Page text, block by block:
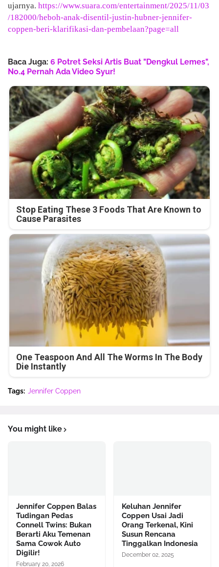
ujarnya. https://www.suara.com/entertainment/2025/11/03
/182000/heboh-anak-disentil-justin-hubner-jennifer-
coppen-beri-klarifikasi-dan-pembelaan?page=all
Baca Juga: 6 Potret Seksi Artis Buat "Dengkul Lemes",
No.4 Pernah Ada Video Syur!
Stop Eating These 3 Foods That Are Known to
Cause Parasites
One Teaspoon And All The Worms In The Body
Die Instantly
Tags: Jennifer Coppen
You might like
Jennifer Coppen Balas
Tudingan Pedas
Connell Twins: Bukan
Berarti Aku Temenan
Sama Cowok Auto
Digilir!
February 20, 2026
Keluhan Jennifer
Coppen Usai Jadi
Orang Terkenal, Kini
Susun Rencana
Tinggalkan Indonesia
December 02, 2025